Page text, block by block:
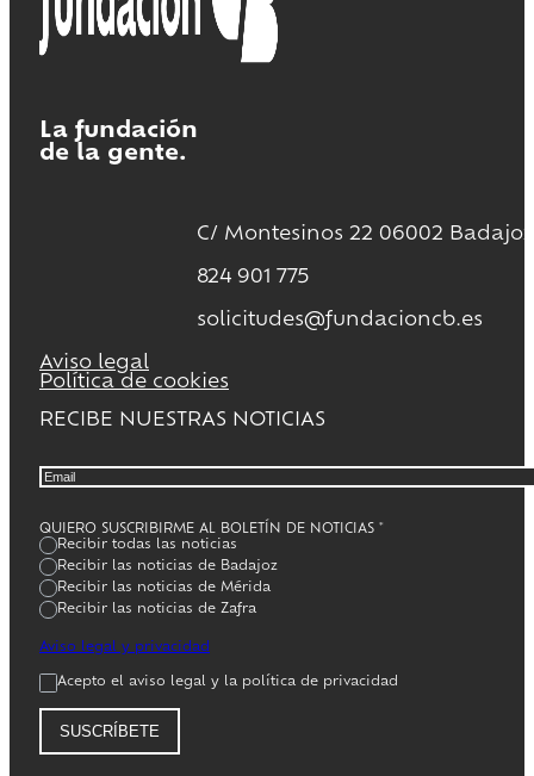
La fundación
de la gente.
C/ Montesinos 22 06002 Badajoz
824 901 775
solicitudes@fundacioncb.es
Aviso legal
Política de cookies
RECIBE NUESTRAS NOTICIAS
QUIERO SUSCRIBIRME AL BOLETÍN DE NOTICIAS *
Recibir todas las noticias
Recibir las noticias de Badajoz
Recibir las noticias de Mérida
Recibir las noticias de Zafra
Aviso legal y privacidad
Acepto el aviso legal y la política de privacidad
SUSCRÍBETE